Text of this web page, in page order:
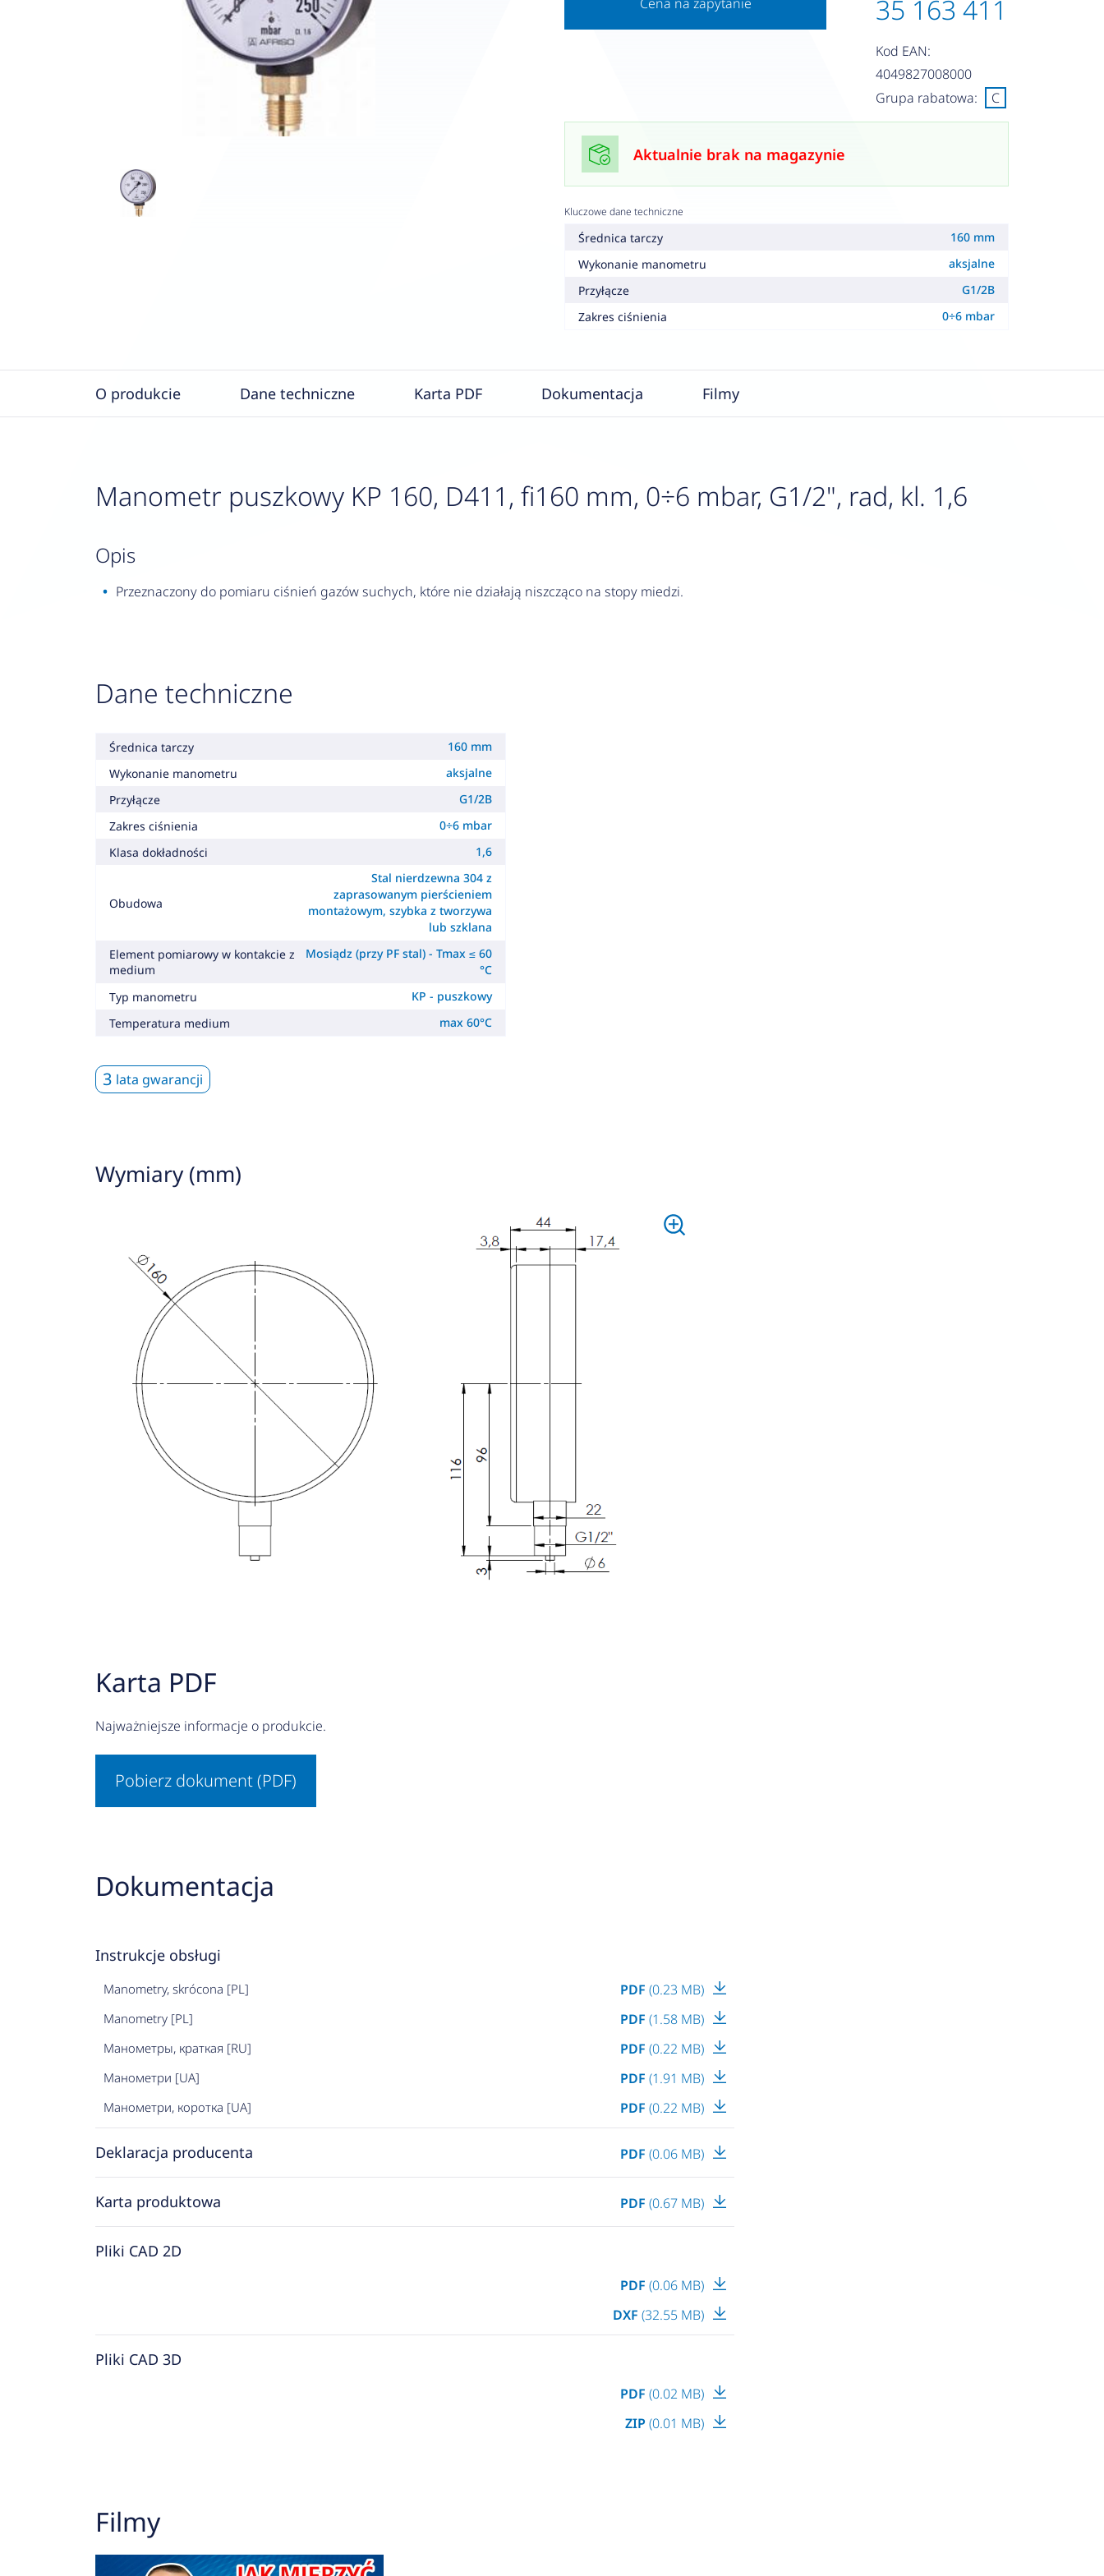
35 163 411
Kod EAN:
4049827008000
Grupa rabatowa:
C
Aktualnie brak na magazynie
Kluczowe dane techniczne
Średnica tarczy
160 mm
Wykonanie manometru
aksjalne
Przyłącze
G1/2B
Zakres ciśnienia
0÷6 mbar
O produkcie Dane techniczne Karta PDF Dokumentacja Filmy
Manometr puszkowy KP 160, D411, fi160 mm, 0÷6 mbar, G1/2", rad, kl. 1,6
opis
Przeznaczony do pomiaru ciśnień gazów suchych, które nie działają niszcząco na stopy miedzi.
Dane techniczne
Średnica tarczy
160 mm
Wykonanie manometru
aksjalne
Przyłącze
G1/2B
Zakres ciśnienia
0÷6 mbar
Klasa dokładności
1,6
Obudowa
Stal nierdzewna 304 z
zaprasowanym pierścieniem
montażowym, szybka z tworzywa
lub szklana
Element pomiarowy w kontakcie z
medium
Mosiądz (przy PF stal) - Tmax ≤ 60
°C
Typ manometru
KP - puszkowy
Temperatura medium
max 60°C
3 lata gwarancji
Wymiary (mm)
Karta PDF
Najważniejsze informacje o produkcie.
Pobierz dokument (PDF)
Dokumentacja
Instrukcje obsługi
Manometry, skrócona [PL] PDF (0.23 MB)
Manometry [PL] PDF (1.58 MB)
Манометры, краткая [RU] PDF (0.22 MB)
Манометри [UA] PDF (1.91 MB)
Манометри, коротка [UA] PDF (0.22 MB)
Deklaracja producenta PDF (0.06 MB)
Karta produktowa PDF (0.67 MB)
Pliki CAD 2D
PDF (0.06 MB)
DXF (32.55 MB)
Pliki CAD 3D
PDF (0.02 MB)
ZIP (0.01 MB)
Filmy